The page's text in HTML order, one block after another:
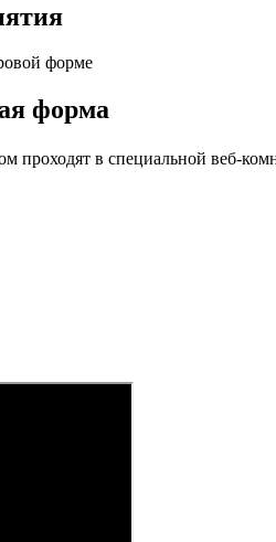
форме
форма
проходят в специальной веб-